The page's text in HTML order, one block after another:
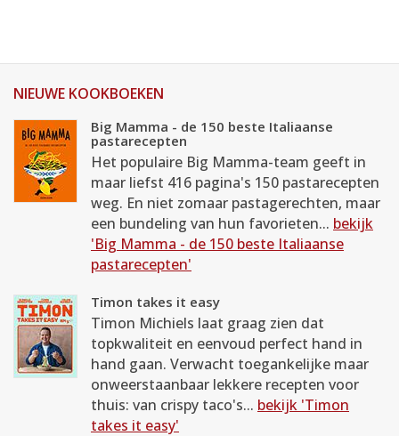
NIEUWE KOOKBOEKEN
Big Mamma - de 150 beste Italiaanse
pastarecepten
Het populaire Big Mamma-team geeft in
maar liefst 416 pagina's 150 pastarecepten
weg. En niet zomaar pastagerechten, maar
een bundeling van hun favorieten... bekijk
'Big Mamma - de 150 beste Italiaanse
pastarecepten'
Timon takes it easy
Timon Michiels laat graag zien dat
topkwaliteit en eenvoud perfect hand in
hand gaan. Verwacht toegankelijke maar
onweerstaanbaar lekkere recepten voor
thuis: van crispy taco's... bekijk 'Timon
takes it easy'